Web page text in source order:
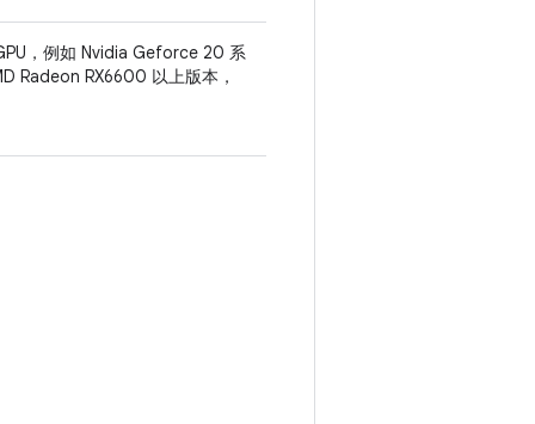
，例如 Nvidia Geforce 20 系
Radeon RX6600 以上版本，